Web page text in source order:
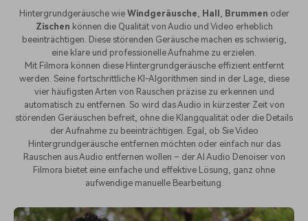
Hintergrundgeräusche wie Windgeräusche, Hall , Brummen oder
Zischen können die Qualität von Audio und Video erheblich
beeinträchtigen. Diese störenden Geräusche machen es schwierig,
eine klare und professionelle Aufnahme zu erzielen.
Mit Filmora können diese Hintergrundgeräusche effizient entfernt
werden. Seine fortschrittliche KI-Algorithmen sind in der Lage, diese
vier häufigsten Arten von Rauschen präzise zu erkennen und
automatisch zu entfernen. So wird das Audio in kürzester Zeit von
störenden Geräuschen befreit, ohne die Klangqualität oder die Details
der Aufnahme zu beeinträchtigen. Egal, ob Sie Video
Hintergrundgeräusche entfernen möchten oder einfach nur das
Rauschen aus Audio entfernen wollen – der AI Audio Denoiser von
Filmora bietet eine einfache und effektive Lösung, ganz ohne
aufwendige manuelle Bearbeitung.